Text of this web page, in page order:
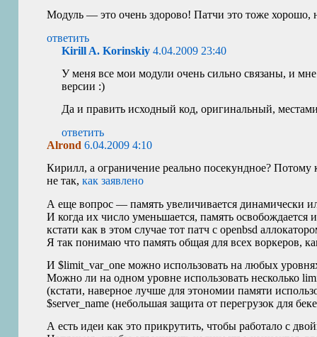
Модуль — это очень здорово! Патчи это тоже хорошо,
ответить
Kirill A. Korinskiy 4.04.2009 23:40
У меня все мои модули очень сильно связаны, и
версии :)
Да и править исходный код, оригинальный,
ответить
Alrond6.04.2009 4:10
Кирилл, а ограничение реально посекундное?
не так,как заявлено
А еще вопрос — память увеличивается динамически
И когда их число уменьшается, память освобождается
кстати как в этом случае тот патч с openbsd
Я так понимаю что память общая для всех воркеров,
И $limit_var_one можно использовать на любых
Можно ли на одном уровне использовать несколько
(кстати, наверное лучше для этономии памяти
$server_name (небольшая защита от перегрузок для
А есть идеи как это прикрутить, чтобы работало с